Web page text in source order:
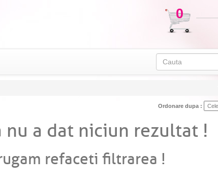
0
Ordonare dupa :
nu a dat niciun rezultat !
refaceti filtrarea !